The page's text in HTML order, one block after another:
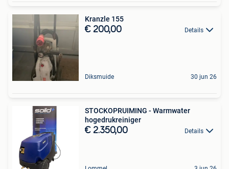
Kranzle 155
€ 200,00 Details
Diksmuide 30 jun 26
STOCKOPRUIMING - Warmwater
hogedrukreiniger
€ 2.350,00 Details